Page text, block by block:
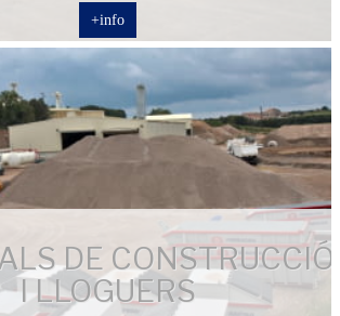
+info
DE CONSTRUCCIÓ
I LLOGUERS